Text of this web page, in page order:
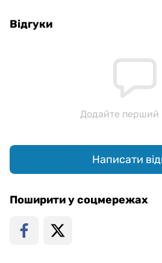
Відгуки
Додайте перший
Написати
Поширити у соцмережах